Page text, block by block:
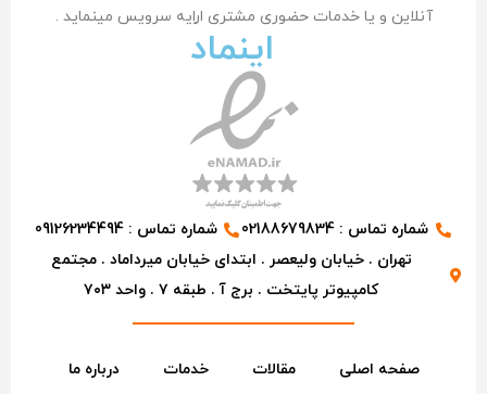
آنلاین و یا خدمات حضوری مشتری اراِیه سرویس مینماید .
اینماد
شماره تماس : 02188679834
شماره تماس : 09126234494
تهران . خیابان ولیعصر . ابتدای خیابان میرداماد . مجتمع
کامپیوتر پایتخت . برج آ . طبقه ۷ . واحد ۷۰۳
صفحه اصلی مقالات خدمات درباره ما